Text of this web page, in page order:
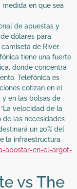
medida en que sea
de apuestas y
dólares para
de River.
tiene una fuerte
donde concentra
Telefónica es
cotizan en el
y en las bolsas de
velocidad de la
las necesidades
un 20% del
la infraestructura
apostar-en-el-argot-
vs The